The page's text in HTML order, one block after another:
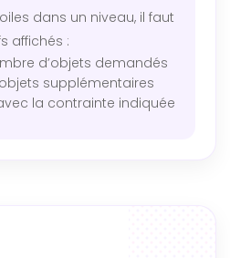
dans un niveau, il faut
affichés :
d’objets demandés
objets supplémentaires
avec la contrainte indiquée